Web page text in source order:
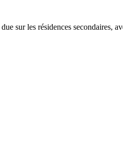
sur les résidences secondaires,